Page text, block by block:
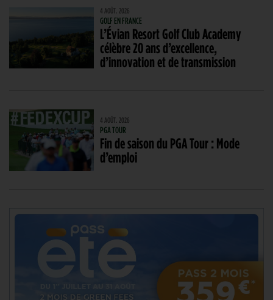
4 AOÛT. 2026
GOLF EN FRANCE
L’Évian Resort Golf Club Academy
célèbre 20 ans d’excellence,
d’innovation et de transmission
4 AOÛT. 2026
PGA TOUR
Fin de saison du PGA Tour : Mode
d’emploi